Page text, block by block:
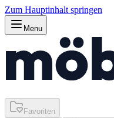
Zum Hauptinhalt springen
Menu
Favoriten